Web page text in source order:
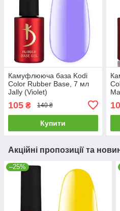
Камуфлююча база Kodi
Color Rubber Base, 7 мл
Jally (Violet)
105 ₴ 140 ₴
Купити
Акційні пропозиції та
–25%